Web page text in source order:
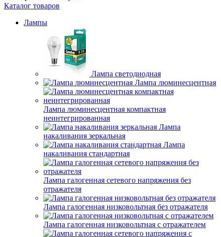
Каталог товаров
Лампы
Лампа светодиодная
Лампа люминесцентная
Лампа люминесцентная компактная
неинтегрированная
Лампа
накаливания зеркальная
Лампа
накаливания стандартная
Лампа галогенная сетевого напряжения без
отражателя
Лампа галогенная низковольтная без отражателя
Лампа галогенная низковольтная с отражателем